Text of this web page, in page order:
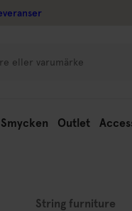
Smycken Outlet
String furniture